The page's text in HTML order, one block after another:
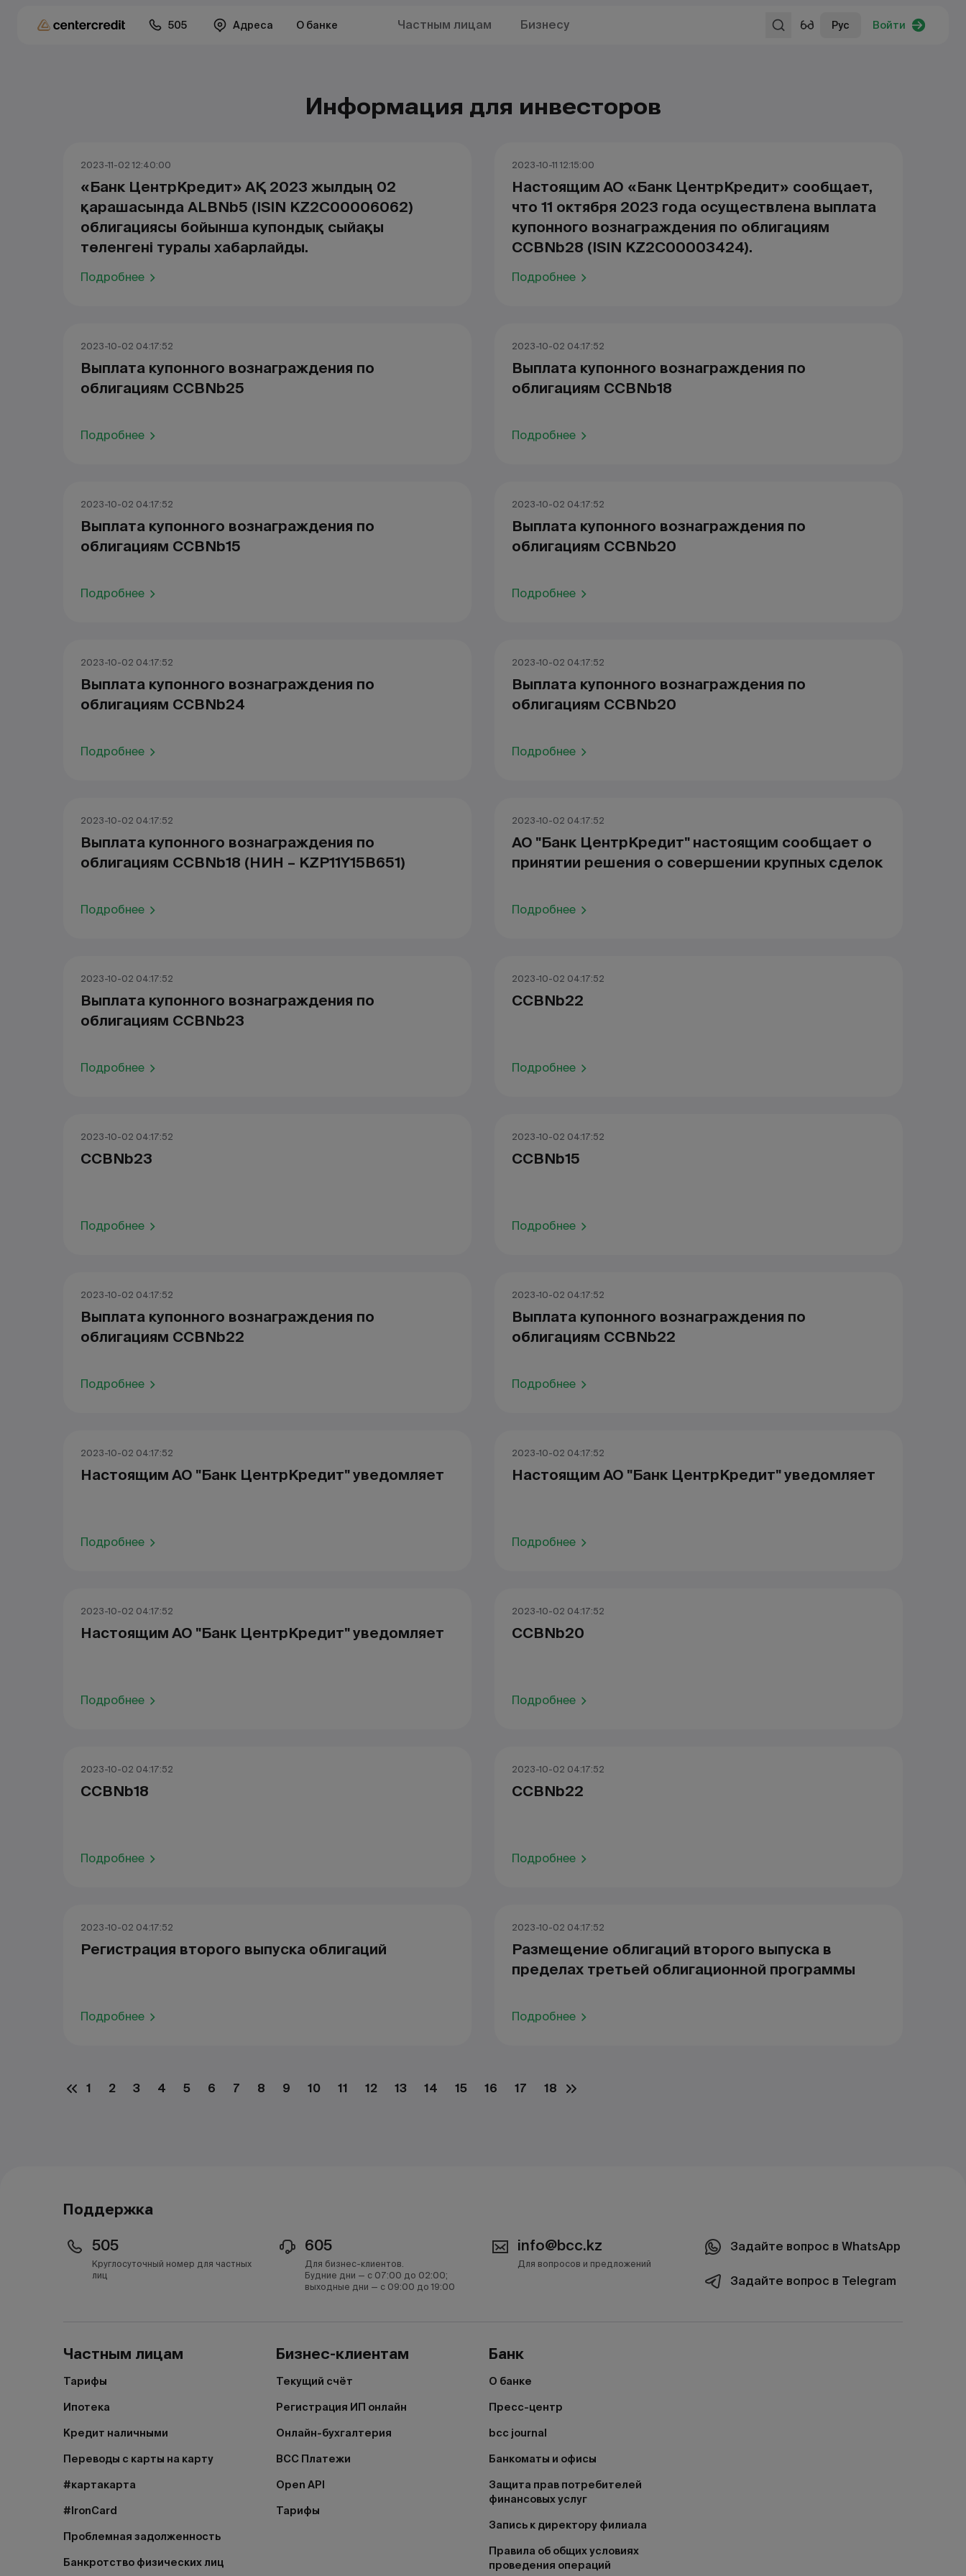
505 Адреса О банке Частным лицам Бизнесу Рус Войти
Информация для инвесторов
2023-11-02 12:40:00
«Банк ЦентрКредит» АҚ 2023 жылдың 02
қарашасында ALBNb5 (ISIN KZ2C00006062)
облигациясы бойынша купондық сыйақы
төленгені туралы хабарлайды.
Подробнее
2023-10-11 12:15:00
Настоящим АО «Банк ЦентрКредит» сообщает,
что 11 октября 2023 года осуществлена выплата
купонного вознаграждения по облигациям
CCBNb28 (ISIN KZ2C00003424).
Подробнее
2023-10-02 04:17:52
Выплата купонного вознаграждения по
облигациям CCBNb25
Подробнее
2023-10-02 04:17:52
Выплата купонного вознаграждения по
облигациям CCBNb18
Подробнее
2023-10-02 04:17:52
Выплата купонного вознаграждения по
облигациям CCBNb15
Подробнее
2023-10-02 04:17:52
Выплата купонного вознаграждения по
облигациям CCBNb20
Подробнее
2023-10-02 04:17:52
Выплата купонного вознаграждения по
облигациям CCBNb24
Подробнее
2023-10-02 04:17:52
Выплата купонного вознаграждения по
облигациям CCBNb20
Подробнее
2023-10-02 04:17:52
Выплата купонного вознаграждения по
облигациям CCBNb18 (НИН – KZP11Y15B651)
Подробнее
2023-10-02 04:17:52
АО "Банк ЦентрКредит" настоящим сообщает о
принятии решения о совершении крупных сделок
Подробнее
2023-10-02 04:17:52
Выплата купонного вознаграждения по
облигациям CCBNb23
Подробнее
2023-10-02 04:17:52
CCBNb22
Подробнее
2023-10-02 04:17:52
CCBNb23
Подробнее
2023-10-02 04:17:52
CCBNb15
Подробнее
2023-10-02 04:17:52
Выплата купонного вознаграждения по
облигациям CCBNb22
Подробнее
2023-10-02 04:17:52
Выплата купонного вознаграждения по
облигациям CCBNb22
Подробнее
2023-10-02 04:17:52
Настоящим АО "Банк ЦентрКредит" уведомляет
Подробнее
2023-10-02 04:17:52
Настоящим АО "Банк ЦентрКредит" уведомляет
Подробнее
2023-10-02 04:17:52
Настоящим АО "Банк ЦентрКредит" уведомляет
Подробнее
2023-10-02 04:17:52
CCBNb20
Подробнее
2023-10-02 04:17:52
CCBNb18
Подробнее
2023-10-02 04:17:52
CCBNb22
Подробнее
2023-10-02 04:17:52
Регистрация второго выпуска облигаций
Подробнее
2023-10-02 04:17:52
Размещение облигаций второго выпуска в
пределах третьей облигационной программы
Подробнее
1 2 3 4 5 6 7 8 9 10 11 12 13 14 15 16 17 18
Поддержка
505
Круглосуточный номер для частных
лиц
605
Для бизнес-клиентов.
Будние дни — с 07:00 до 02:00;
выходные дни — с 09:00 до 19:00
info@bcc.kz
Для вопросов и предложений
Задайте вопрос в WhatsApp
Задайте вопрос в Telegram
Частным лицам
Тарифы
Ипотека
Кредит наличными
Переводы с карты на карту
#картакарта
#IronCard
Проблемная задолженность
Банкротство физических лиц
Бизнес-клиентам
Текущий счёт
Регистрация ИП онлайн
Онлайн-бухгалтерия
BCC Платежи
Open API
Тарифы
Банк
О банке
Пресс-центр
bcc journal
Банкоматы и офисы
Защита прав потребителей
финансовых услуг
Запись к директору филиала
Правила об общих условиях
проведения операций